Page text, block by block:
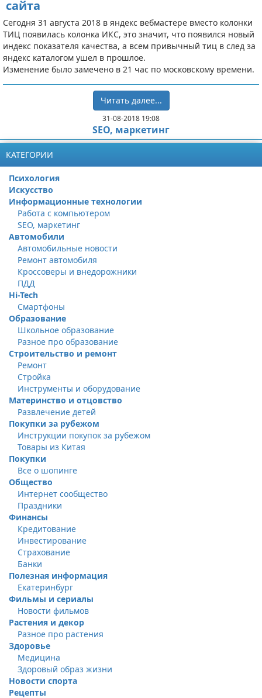
сайта
Сегодня 31 августа 2018 в яндекс вебмастере вместо колонки
ТИЦ появилась колонка ИКС, это значит, что появился новый
индекс показателя качества, а всем привычный тиц в след за
яндекс каталогом ушел в прошлое.
Изменение было замечено в 21 час по московскому времени.
Читать далее...
31-08-2018 19:08
SEO, маркетинг
КАТЕГОРИИ
Психология
Искусство
Информационные технологии
Работа с компьютером
SEO, маркетинг
Автомобили
Автомобильные новости
Ремонт автомобиля
Кроссоверы и внедорожники
ПДД
Hi-Tech
Смартфоны
Образование
Школьное образование
Разное про образование
Строительство и ремонт
Ремонт
Стройка
Инструменты и оборудование
Материнство и отцовство
Развлечение детей
Покупки за рубежом
Инструкции покупок за рубежом
Товары из Китая
Покупки
Все о шопинге
Общество
Интернет сообщество
Праздники
Финансы
Кредитование
Инвестирование
Страхование
Банки
Полезная информация
Екатеринбург
Фильмы и сериалы
Новости фильмов
Растения и декор
Разное про растения
Здоровье
Медицина
Здоровый образ жизни
Новости спорта
Рецепты